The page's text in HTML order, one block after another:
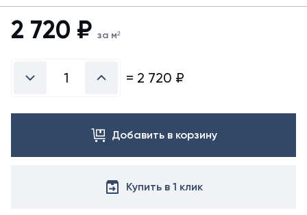
данного
товара
могут
цвета.
Для
заказа
другого
свяжитесь
2 720 ₽ за м²
= 2 720 ₽
Добавить в корзину
Купить в 1 клик